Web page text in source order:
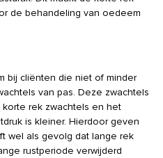
de behandeling van oedeem
bij cliënten die niet of minder
van pas. Deze zwachtels
rek zwachtels en het
is kleiner. Hierdoor geven
wel als gevolg dat lange rek
rustperiode verwijderd